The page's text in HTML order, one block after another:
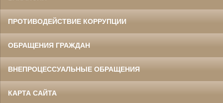
ПРОТИВОДЕЙСТВИЕ КОРРУПЦИИ
ОБРАЩЕНИЯ ГРАЖДАН
ВНЕПРОЦЕССУАЛЬНЫЕ ОБРАЩЕНИЯ
КАРТА САЙТА